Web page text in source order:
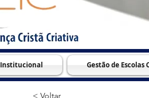
Institucional Gestão de Escolas
< Voltar